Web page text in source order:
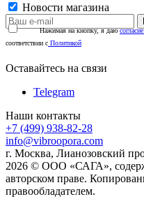
Новости магазина
Нажимая на кнопку, я даю
соответствии с Политикой
Оставайтесь на связи
Telegram
Наши контакты
+7 (499) 938-82-28
info@vibroopora.com
г. Москва, Лианозовский
2026 © ООО «САГА»,
авторском праве.
правообладателем.